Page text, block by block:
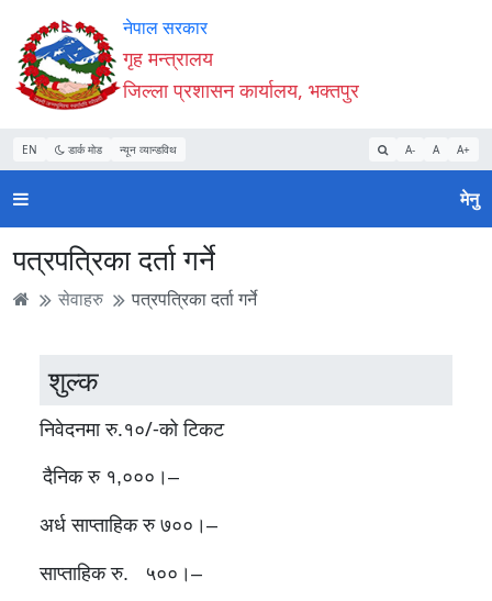
Accessibility
Mode
सुरु
गर्नुहोस्
सामाग्री
पढ्नुहाेस्
नेभिगेसन
पढ्नुहाेस्
वेबसाइट
खोजमा
जानुहोस्
नेपाल सरकार
गृह मन्त्रालय
जिल्ला प्रशासन कार्यालय, भक्तपुर
EN डार्क मोड न्यून व्यान्डविथ A- A A+
मेनु
पत्रपत्रिका दर्ता गर्ने
सेवाहरु पत्रपत्रिका दर्ता गर्ने
शुल्क
निवेदनमा रु.१०/-को टिकट
दैनिक रु १,०००।–
अर्ध साप्ताहिक रु ७००। –
साप्ताहिक रु. ५००।–